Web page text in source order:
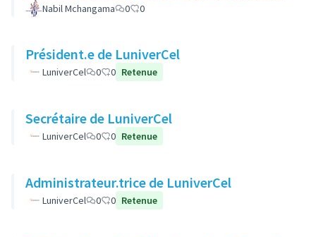
Nabil Mchangama 0 0
Président.e de LuniverCel
LuniverCel 0 0 Retenue
Secrétaire de LuniverCel
LuniverCel 0 0 Retenue
Administrateur.trice de LuniverCel
LuniverCel 0 0 Retenue